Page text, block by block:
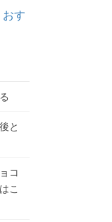
おす
と
コ
こ